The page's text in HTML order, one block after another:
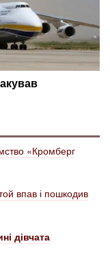
«Кромберг
впав і пошкодив
дівчата